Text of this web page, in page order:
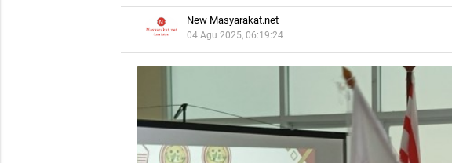
New Masyarakat.net
04 Agu 2025, 06:19:24